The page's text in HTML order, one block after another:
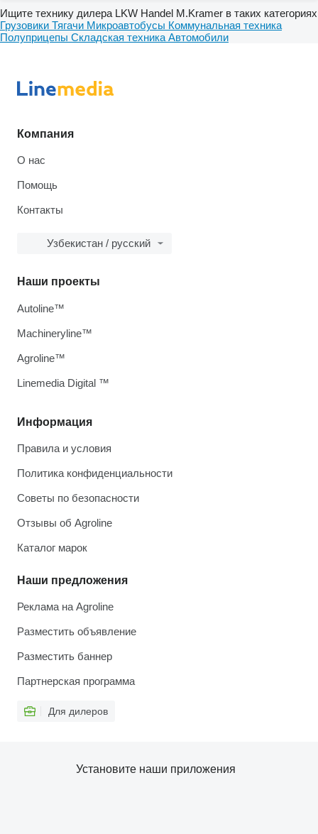
Ищите технику дилера LKW Handel M.Kramer в таких категориях
Грузовики Тягачи Микроавтобусы Коммунальная техника
Полуприцепы Складская техника Автомобили
Компания
О нас
Помощь
Контакты
Узбекистан / русский
Информация
Правила и условия
Политика конфиденциальности
Советы по безопасности
Отзывы об Agroline
Каталог марок
Наши предложения
Реклама на Agroline
Разместить объявление
Разместить баннер
Партнерская программа
Для дилеров
Наши проекты
Autoline™
Machineryline™
Agroline™
Linemedia Digital ™
Установите наши приложения